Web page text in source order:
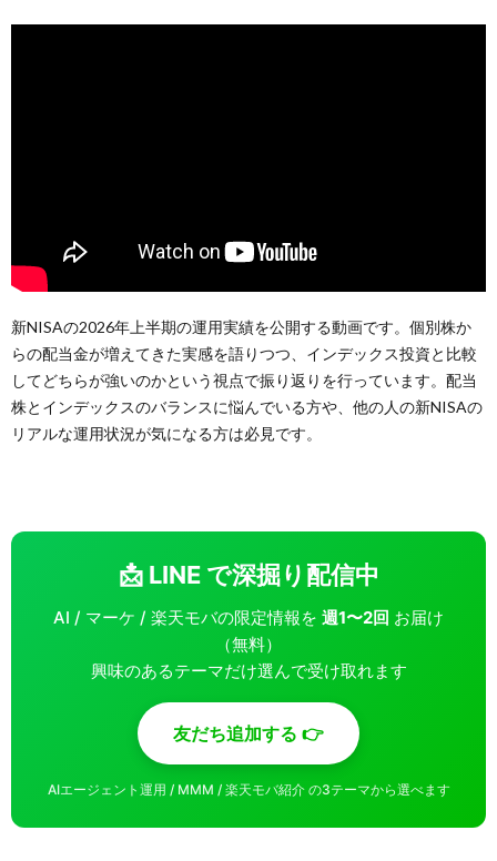
新NISAの2026年上半期の運用実績を公開する動画です。個別株か
らの配当金が増えてきた実感を語りつつ、インデックス投資と比較
してどちらが強いのかという視点で振り返りを行っています。配当
株とインデックスのバランスに悩んでいる方や、他の人の新NISAの
リアルな運用状況が気になる方は必見です。
📩 LINE で深掘り配信中
AI / マーケ / 楽天モバの限定情報を 週1〜2回 お届け
（無料）
興味のあるテーマだけ選んで受け取れます
友だち追加する 👉
AIエージェント運用 / MMM / 楽天モバ紹介 の3テーマから選べます